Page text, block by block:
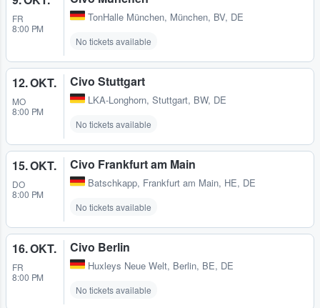
FR
8:00 PM
TonHalle München, München, BV, DE
No tickets available
12. OKT.
MO
8:00 PM
Civo Stuttgart
LKA-Longhorn, Stuttgart, BW, DE
No tickets available
15. OKT.
DO
8:00 PM
Civo Frankfurt am Main
Batschkapp, Frankfurt am Main, HE, DE
No tickets available
16. OKT.
FR
8:00 PM
Civo Berlin
Huxleys Neue Welt, Berlin, BE, DE
No tickets available